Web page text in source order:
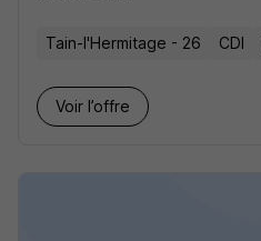
Tain-l'Hermitage - 26 CDI
Voir l’offre